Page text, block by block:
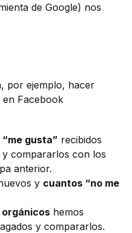
de Google) nos
por ejemplo, hacer
Facebook
“me gusta” recibidos
y compararlos con los
anterior.
y cuantos “no me
orgánicos hemos
y compararlos.